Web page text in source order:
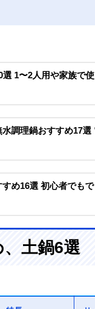
1〜2人用や家族で
水調理鍋おすすめ17
すめ16選 初心者でも
土鍋6選